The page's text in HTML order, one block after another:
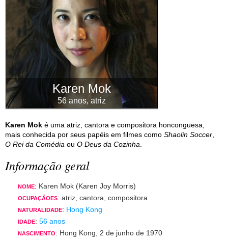
Karen Mok
56 anos, atriz
Karen Mok é uma atriz, cantora e compositora honconguesa,
mais conhecida por seus papéis em filmes como Shaolin Soccer
O Rei da Comédia ou O Deus da Cozinha
Informação geral
NOME: Karen Mok (Karen Joy Morris)
OCUPAÇÃOES: atriz, cantora, compositora
NATURALIDADE: Hong Kong
IDADE: 56 anos
NASCIMENTO: Hong Kong, 2 de junho de 1970